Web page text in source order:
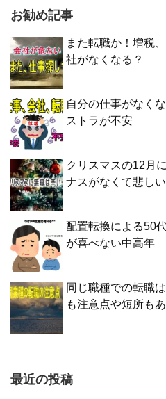
お勧め記事
また転職か！増税
社がなくなる？
自分の仕事がなく
ストラが不安
クリスマスの12月
ナスがなくて悲しい
配置転換による50
が喜べない中高年
同じ職種での転職
も注意点や短所も
最近の投稿